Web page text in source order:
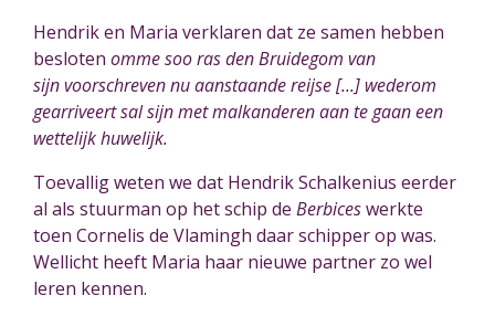
Hendrik en Maria verklaren dat ze samen hebben
besloten omme soo ras den Bruidegom van
sijnvoorschreven nu aanstaande reijse [...] wederom
gearriveert sal sijn met malkanderen aan te gaan een
wettelijk huwelijk.
Toevallig weten we dat Hendrik Schalkenius eerder
al als stuurman op het schip de Berbiceswerkte
toen Cornelis de Vlamingh daar schipper op was.
Wellicht heeft Maria haar nieuwe partner zo wel
leren kennen.